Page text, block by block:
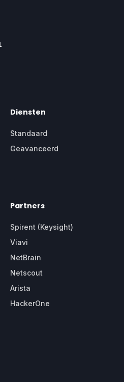
Diensten
Standaard
Geavanceerd
Partners
Spirent (Keysight)
Viavi
NetBrain
Netscout
Arista
HackerOne